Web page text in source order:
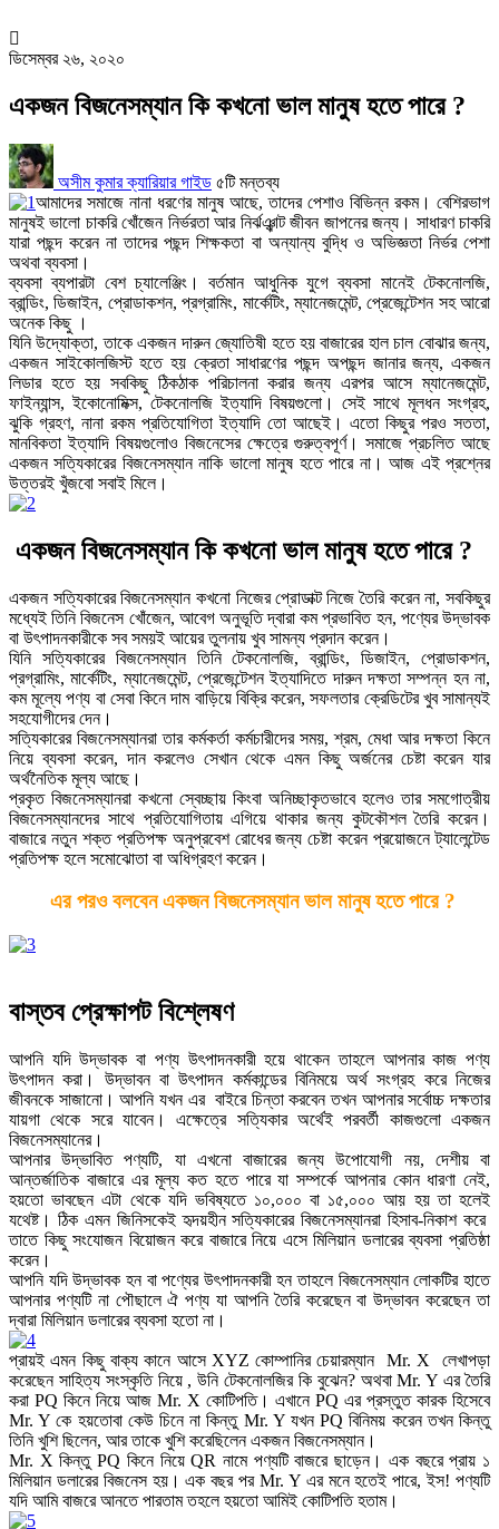
ডিসেম্বর ২৬, ২০২০
একজন বিজনেসম্যান কি কখনো ভাল মানুষ হতে পারে ?
অসীম কুমার ক্যারিয়ার গাইড ৫টি মন্তব্য
আমাদের সমাজে নানা ধরণের মানুষ আছে, তাদের পেশাও বিভিন্ন রকম। বেশিরভাগ
মানুষই ভালো চাকরি খোঁজেন নির্ভরতা আর নির্ঝঞ্ঝাট জীবন জাপনের জন্য। সাধারণ চাকরি
যারা পছন্দ করেন না তাদের পছন্দ শিক্ষকতা বা অন্যান্য বুদ্ধি ও অভিজ্ঞতা নির্ভর পেশা
অথবা ব্যবসা।
ব্যবসা ব্যপারটা বেশ চ্যালেঞ্জিং। বর্তমান আধুনিক যুগে ব্যবসা মানেইটেকনোলজি,
ব্রান্ডিং, ডিজাইন, প্রোডাকশন, প্রগ্রামিং, মার্কেটিং, ম্যানেজমেন্ট, প্রেজেন্টেশন সহআরো
অনেক কিছু ।
যিনি উদ্যোক্তা, তাকে একজন দারুনজ্যোতিষী হতে হয় বাজারের হাল চাল বোঝার জন্য,
একজন সাইকোলজিস্ট হতে হয় ক্রেতা সাধারণের পছন্দ অপছন্দ জানার জন্য, একজন
লিডার হতে হয় সবকিছু ঠিকঠাক পরিচালনা করার জন্য এরপর আসে ম্যানেজমেন্ট,
ফাইন্যান্স, ইকোনোমিক্স, টেকনোলজি ইত্যাদি বিষয়গুলো। সেই সাথে মূলধন সংগ্রহ,
ঝুকি গ্রহণ, নানা রকম প্রতিযোগিতা ইত্যাদি তো আছেই। এতো কিছুর পরও সততা,
মানবিকতা ইত্যাদি বিষয়গুলোও বিজনেসের ক্ষেত্রে গুরুত্বপূর্ণ। সমাজে প্রচলিত আছে
একজনসত্যিকারের বিজনেসম্যান নাকি ভালো মানুষ হতে পারে না। আজ এই প্রশ্নের
উত্তরই খুঁজবো সবাই মিলে।
একজন বিজনেসম্যান কি কখনো ভাল মানুষ হতে পারে ?
একজন সত্যিকারের বিজনেসম্যান কখনো নিজের প্রোডাক্ট নিজে তৈরি করেন না, সবকিছুর
মধ্যেই তিনি বিজনেস খোঁজেন, আবেগ অনুভূতি দ্বারা কম প্রভাবিত হন, পণ্যের উদ্ভাবক
বা উৎপাদনকারীকে সব সময়ই আয়ের তুলনায় খুব সামন্য প্রদান করেন।
যিনি সত্যিকারের বিজনেসম্যান তিনি টেকনোলজি, ব্রান্ডিং, ডিজাইন, প্রোডাকশন,
প্রগ্রামিং, মার্কেটিং, ম্যানেজমেন্ট, প্রেজেন্টেশন ইত্যাদিতে দারুন দক্ষতা সম্পন্ন হন না,
কম মূল্যে পণ্য বা সেবা কিনে দাম বাড়িয়ে বিক্রি করেন, সফলতার ক্রেডিটের খুব সামান্যই
সহযোগীদের দেন।
সত্যিকারের বিজনেসম্যানরা তার কর্মকর্তা কর্মচারীদের সময়, শ্রম, মেধা আর দক্ষতা কিনে
নিয়ে ব্যবসা করেন, দান করলেও সেখান থেকে এমন কিছু অর্জনের চেষ্টা করেন যার
অর্থনৈতিক মূল্য আছে।
প্রকৃত বিজনেসম্যানরা কখনো স্বেচ্ছায় কিংবা অনিচ্ছাকৃতভাবে হলেও তার সমগোত্রীয়
বিজনেসম্যানদের সাথে প্রতিযোগিতায় এগিয়ে থাকার জন্য কুটকৌশল তৈরি করেন।
বাজারে নতুন শক্ত প্রতিপক্ষ অনুপ্রবেশ রোধের জন্য চেষ্টা করেন প্রয়োজনে ট্যালেন্টেড
প্রতিপক্ষ হলে সমোঝোতা বা অধিগ্রহণ করেন।
এর পরও বলবেন একজন বিজনেসম্যান ভাল মানুষ হতে পারে ?
বাস্তব প্রেক্ষাপট বিশ্লেষণ
আপনি যদি উদ্ভাবক বা পণ্য উৎপাদনকারী হয়ে থাকেন তাহলে আপনার কাজ পণ্য
উৎপাদন করা। উদ্ভাবন বা উৎপাদন কর্মকান্ডের বিনিময়ে অর্থ সংগ্রহ করে নিজের
জীবনকে সাজানো। আপনি যখন এর বাইরে চিন্তা করবেন তখন আপনার সর্বোচ্চ দক্ষতার
যায়গা থেকে সরে যাবেন। এক্ষেত্রে সত্যিকার অর্থেই পরবর্তী কাজগুলো একজন
বিজনেসম্যানের।
আপনার উদ্ভাবিত পণ্যটি, যা এখনো বাজারের জন্য উপোযোগী নয়, দেশীয় বা
আন্তর্জাতিক বাজারে এর মূল্য কত হতে পারে যা সম্পর্কে আপনার কোন ধারণা নেই,
হয়তো ভাবছেন এটা থেকে যদি ভবিষ্যতে ১০,০০০ বা ১৫,০০০ আয় হয় তা হলেই
যথেষ্ট। ঠিক এমন জিনিসকেই হৃদয়হীন সত্যিকারের বিজনেসম্যানরা হিসাব-নিকাশ করে
তাতে কিছু সংযোজন বিয়োজন করে বাজারে নিয়ে এসে মিলিয়ান ডলারের ব্যবসা প্রতিষ্ঠা
করেন।
আপনি যদি উদ্ভাবক হন বা পণ্যের উৎপাদনকারী হন তাহলে বিজনেসম্যানলোকটির হাতে
আপনার পণ্যটি না পৌছালে ঐ পণ্য যা আপনি তৈরি করেছেন বা উদ্ভাবন করেছেন তা
দ্বারা মিলিয়ান ডলারের ব্যবসা হতো না।
প্রায়ই এমন কিছু বাক্য কানে আসে XYZ কোম্পানির চেয়ারম্যান Mr. X লেখাপড়া
করেছেন সাহিত্য সংস্কৃতি নিয়ে , উনি টেকনোলজির কি বুঝেন? অথবা Mr. Y এর তৈরি
করা PQ কিনে নিয়ে আজ Mr. X কোটিপতি। এখানে PQ এর প্রস্তুত কারক হিসেবে
Mr. Y কে হয়তোবা কেউ চিনে না কিন্তু Mr. Y যখন PQ বিনিময় করেন তখন কিন্তু
তিনি খুশি ছিলেন, আর তাকে খুশি করেছিলেন একজনবিজনেসম্যান।
Mr. X কিন্তু PQ কিনে নিয়ে QR নামে পণ্যটি বাজরে ছাড়েন। এক বছরে প্রায় ১
মিলিয়ান ডলারের বিজনেস হয়। এক বছর পর Mr. Y এর মনে হতেই পারে, ইস! পণ্যটি
যদি আমি বাজরে আনতে পারতাম তহলে হয়তো আমিই কোটিপতি হতাম।